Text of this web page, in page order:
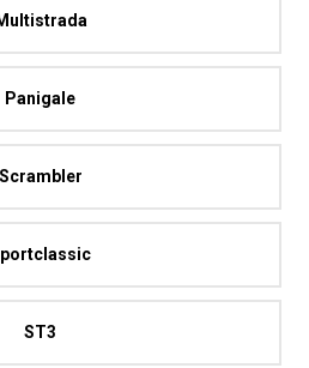
Multistrada
Panigale
Scrambler
Sportclassic
ST3